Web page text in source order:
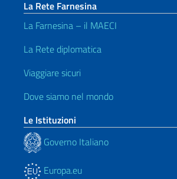
La Rete Farnesina
La Farnesina – il MAECI
La Rete diplomatica
Viaggiare sicuri
Dove siamo nel mondo
Le Istituzioni
Governo Italiano
Europa.eu